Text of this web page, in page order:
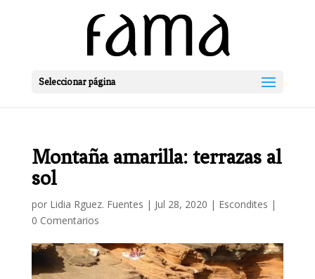
Seleccionar página
Montaña amarilla: terrazas al
sol
por Lidia Rguez. Fuentes | Jul 28, 2020 | Escondites |
0 Comentarios